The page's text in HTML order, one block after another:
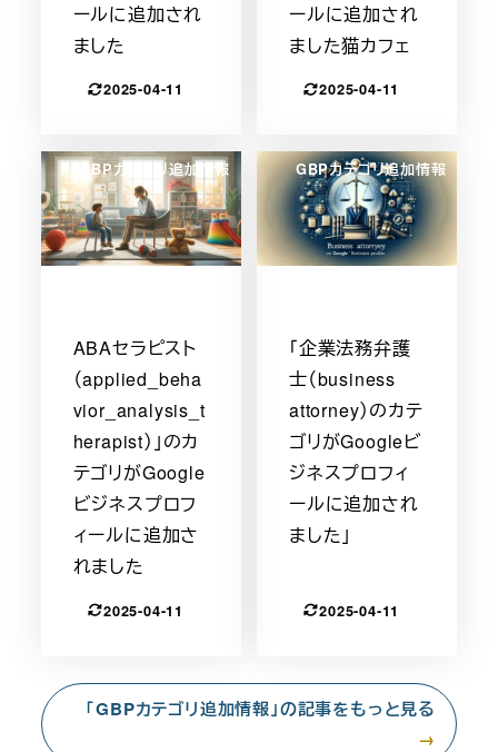
ールに追加され
ました
2025-04-11
ールに追加され
ました猫カフェ
2025-04-11
GBPカテゴリ追加情報
ABAセラピスト
（applied_beha
vior_analysis_t
herapist）」のカ
テゴリがGoogle
ビジネスプロフ
ィールに追加さ
れました
2025-04-11
GBPカテゴリ追加情報
「企業法務弁護
士（business
attorney）のカテ
ゴリがGoogleビ
ジネスプロフィ
ールに追加され
ました」
2025-04-11
「GBPカテゴリ追加情報」の記事をもっと見る
→